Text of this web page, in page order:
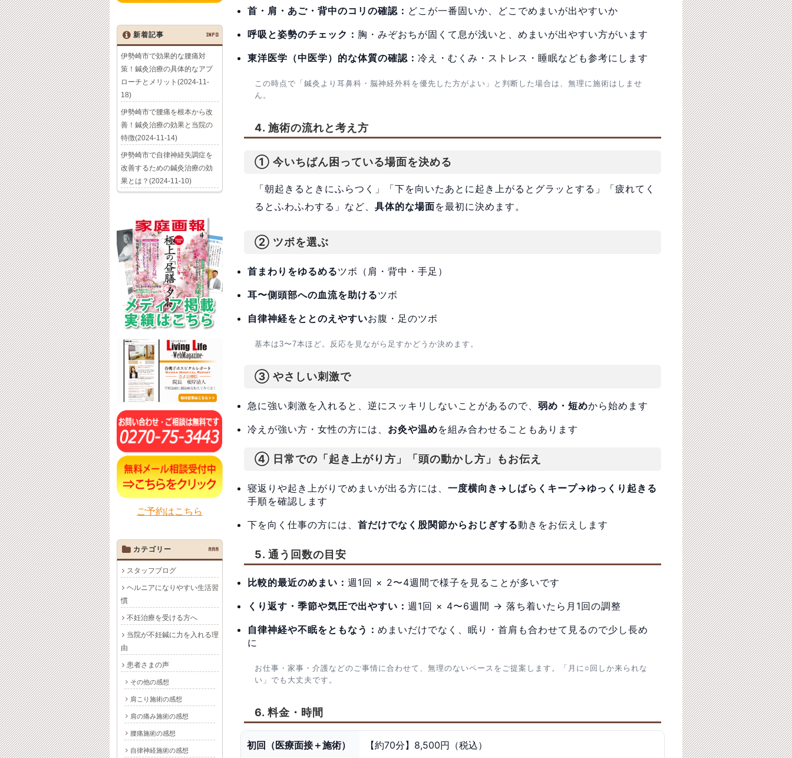
首・肩・あご・背中のコリの確認： どこが一番固いか、どこでめまいが出やすいか
呼吸と姿勢のチェック： 胸・みぞおちが固くて息が浅いと、めまいが出やすい方がいます
東洋医学（中医学）的な体質の確認： 冷え・むくみ・ストレス・睡眠なども参考にします
この時点で「鍼灸より耳鼻科・脳神経外科を優先した方がよい」と判断した場合は、無理に施術はしませ
ん。
4. 施術の流れと考え方
① 今いちばん困っている場面を決める
「朝起きるときにふらつく」「下を向いたあとに起き上がるとグラッとする」「疲れてく
るとふわふわする」など、 具体的な場面を最初に決めます。
② ツボを選ぶ
首まわりをゆるめるツボ（肩・背中・手足）
耳〜側頭部への血流を助けるツボ
自律神経をととのえやすいお腹・足のツボ
基本は3〜7本ほど。反応を見ながら足すかどうか決めます。
③ やさしい刺激で
急に強い刺激を入れると、逆にスッキリしないことがあるので、 弱め・短めから始めます
冷えが強い方・女性の方には、 お灸や温めを組み合わせることもあります
④ 日常での「起き上がり方」「頭の動かし方」もお伝え
寝返りや起き上がりでめまいが出る方には、 一度横向き→しばらくキープ→ゆっくり起きる
手順を確認します
下を向く仕事の方には、 首だけでなく股関節からおじぎする動きをお伝えします
5. 通う回数の目安
比較的最近のめまい： 週1回 × 2〜4週間で様子を見ることが多いです
くり返す・季節や気圧で出やすい： 週1回 × 4〜6週間 → 落ち着いたら月1回の調整
自律神経や不眠をともなう： めまいだけでなく、眠り・首肩も合わせて見るので少し長め
に
お仕事・家事・介護などのご事情に合わせて、無理のないペースをご提案します。「月に○回しか来られな
い」でも大丈夫です。
6. 料金・時間
初回（医療面接＋施術） 【約70分】8,500円（税込）
新着記事 INFO
伊勢崎市で効果的な腰痛対
策！鍼灸治療の具体的なアプ
ローチとメリット(2024-11-
18)
伊勢崎市で腰痛を根本から改
善！鍼灸治療の効果と当院の
特徴(2024-11-14)
伊勢崎市で自律神経失調症を
改善するための鍼灸治療の効
果とは？(2024-11-10)
ご予約はこちら
カテゴリー AAA
スタッフブログ
ヘルニアになりやすい生活習
慣
不妊治療を受ける方へ
当院が不妊鍼に力を入れる理
由
患者さまの声
その他の感想
肩こり施術の感想
肩の痛み施術の感想
腰痛施術の感想
自律神経施術の感想